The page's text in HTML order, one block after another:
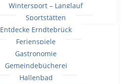
Wintersport – Langlauf
Sportstätten
Entdecke Erndtebrück
Ferienspiele
Gastronomie
Gemeindebücherei
Hallenbad